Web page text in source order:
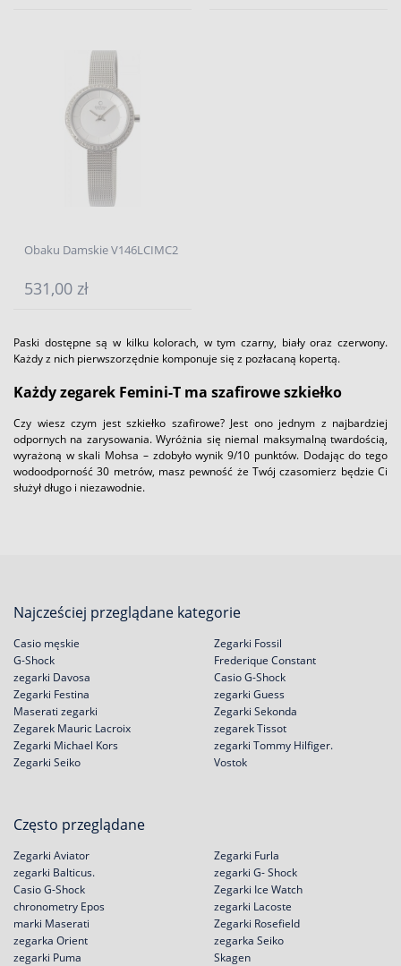
Obaku Damskie V146LCIMC2
531,00 zł
Paski dostępne są w kilku kolorach, w tym czarny, biały oraz czerwony.
Każdy z nich pierwszorzędnie komponuje się z pozłacaną kopertą.
Każdy zegarek Femini-T ma szafirowe szkiełko
Czy wiesz czym jest szkiełko szafirowe? Jest ono jednym z najbardziej
odpornych na zarysowania. Wyróżnia się niemal maksymalną twardością,
wyrażoną w skali Mohsa – zdobyło wynik 9/10 punktów. Dodając do tego
wodoodporność 30 metrów, masz pewność że Twój czasomierz będzie Ci
służył długo i niezawodnie.
Najcześciej przeglądane kategorie
Casio męskie
G-Shock
zegarki Davosa
Zegarki Festina
Zegarki Fossil
Frederique Constant
Casio G-Shock
zegarki Guess
Maserati zegarki
Zegarek Mauric Lacroix
Zegarki Michael Kors
Zegarki Seiko
Zegarki Sekonda
zegarek Tissot
zegarki Tommy Hilfiger.
Vostok
Często przeglądane
Zegarki Aviator
zegarki Balticus.
Casio G-Shock
chronometry Epos
Zegarki Furla
zegarki G- Shock
Zegarki Ice Watch
zegarki Lacoste
marki Maserati
zegarka Orient
zegarki Puma
Zegarki Rosefield
zegarka Seiko
Skagen